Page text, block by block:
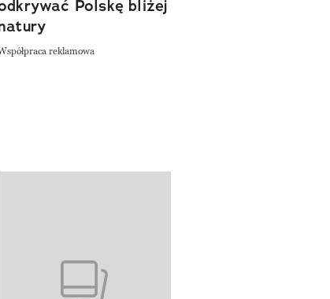
Polskę bliżej
reklamowa